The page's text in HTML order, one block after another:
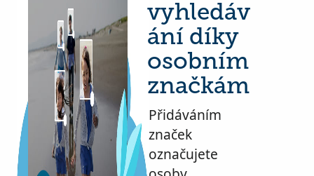
vyhledáv
ání díky
osobním
značkám
Přidáváním
značek
označujete